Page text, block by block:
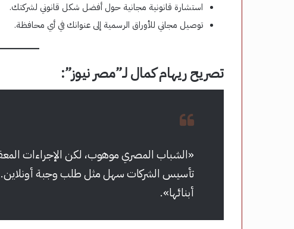
استشارة قانونية مجانية حول أفضل شكل قانوني لشركتك.
توصيل مجاني للأوراق الرسمية إلى عنوانك في أي محافظة.
تصريح ريهام كمال لـ”مصر نيوز”:
«الشباب المصري موهوب، لكن الإجراءات
تأسيس الشركات سهل مثل طلب وجبة أونلاين.
أبنائها».